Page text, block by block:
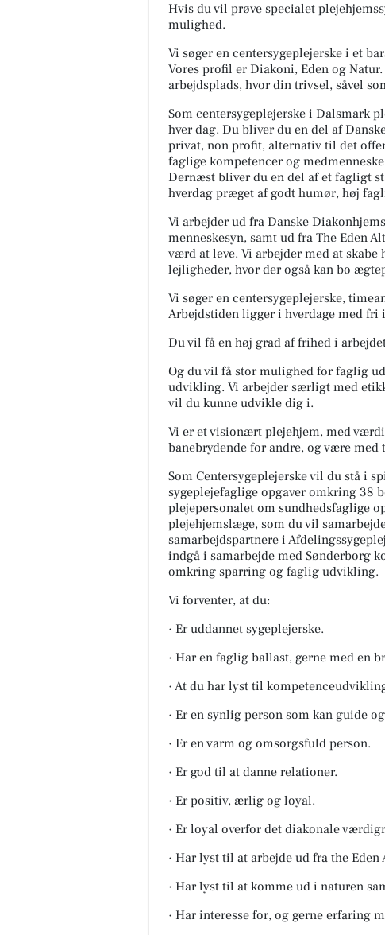
Hvis du vil prøve specialet
mulighed.
Vi søger en centersygeplejerske i et
Vores profil er Diakoni, Eden og
arbejdsplads, hvor din trivsel, såvel
Som centersygeplejerske i Dalsmark
hver dag. Du bliver du en del af
privat, non profit, alternativ til det
faglige kompetencer og
Dernæst bliver du en del af et fagligt
hverdag præget af godt humør, høj
Vi arbejder ud fra Danske
menneskesyn, samt ud fra The Eden
værd at leve. Vi arbejder med at
lejligheder, hvor der også kan bo
Vi søger en centersygeplejerske,
Arbejdstiden ligger i hverdage med fri
Du vil få en høj grad af frihed i
Og du vil få stor mulighed for faglig
udvikling. Vi arbejder særligt med
vil du kunne udvikle dig i.
Vi er et visionært plejehjem, med
banebrydende for andre, og være
Som Centersygeplejerske vil du stå i
sygeplejefaglige opgaver omkring 38
plejepersonalet om sundhedsfaglige
plejehjemslæge, som du vil
samarbejdspartnere i
indgå i samarbejde med Sønderborg
omkring sparring og faglig udvikling.
Vi forventer, at du:
· Er uddannet sygeplejerske.
· Har en faglig ballast, gerne med en
· At du har lyst til
· Er en synlig person som kan guide
· Er en varm og omsorgsfuld person.
· Er god til at danne relationer.
· Er positiv, ærlig og loyal.
· Er loyal overfor det diakonale
· Har lyst til at arbejde ud fra the
· Har lyst til at komme ud i naturen
· Har interesse for, og gerne erfaring